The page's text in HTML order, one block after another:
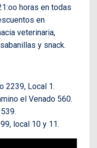
horas en todas
en
veterinaria,
y snack.
2239, Local 1.
el Venado 560.
local 10 y 11.